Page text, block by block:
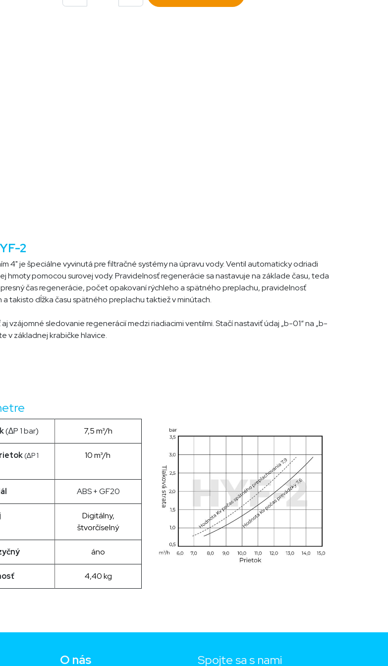
2
4" je špeciálne vyvinutá pre filtračné systémy na úpravu vody. Ventil automaticky odriadi
hmoty pomocou surovej vody. Pravidelnosť regenerácie sa nastavuje na základe času, teda
čas regenerácie, počet opakovaní rýchleho a spätného preplachu, pravidelnosť
takisto dĺžka času spätného preplachu taktiež v minútach.
vzájomné sledovanie regenerácií medzi riadiacimi ventilmi. Stačí nastaviť údaj „b-01“ na „b-
v základnej krabičke hlavice.
(∆P 1 bar) 7,5 m³/h
(∆P 1
10 m³/h
ABS + GF20
Digitálny,
štvorčíselný
áno
4,40 kg
O nás Spojte sa s nami